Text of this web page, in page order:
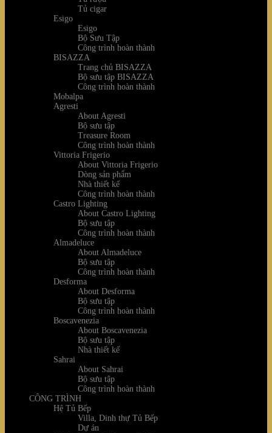
Tủ cigar
Esigo
Esigo
Bộ Sưu Tập
Công trình hoàn thành
BISAZZA
Trang chủ BISAZZA
Bộ sưu tập BISAZZA
Công trình hoàn thành
Mobalpa
Agresti
About Agresti
Bộ sưu tập
Treasure Room
Công trình hoàn thành
Vittoria Frigerio
About Vittoria Frigerio
Dòng sản phẩm
Nhà thiết kế
Công trình hoàn thành
Castro Lighting
About Castro Lighting
Bộ sưu tập
Công trình hoàn thành
Almadeluce
About Almadeluce
Bộ sưu tập
Công trình hoàn thành
Desforma
About Desforma
Bộ sưu tập
Công trình hoàn thành
Boscavenezia
About Boscavenezia
Bộ sưu tập
Nhà thiết kế
Sahrai
About Sahrai
Bộ sưu tập
Công trình hoàn thành
CÔNG TRÌNH
Hệ Tủ Bếp
Villa, Dinh thự Tủ Bếp
Dự án